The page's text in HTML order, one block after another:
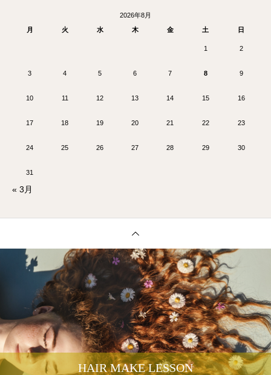
2026年8月
月
火 水 木 金 土 日
1 2
3 4 5 6 7 8 9
10 11 12 13 14 15 16
17 18 19 20 21 22 23
24 25 26 27 28 29 30
31
« 3月
HAIR MAKE LESSON